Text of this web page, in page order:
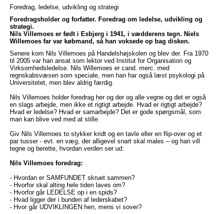
Foredrag, ledelse, udvikling og strategi
Foredragsholder og forfatter. Foredrag om ledelse, udvikling og
strategi.
Nils Villemoes er født i Esbjerg i 1941, i vædderens tegn. Niels
Willemoes far var købmand, så han voksede op bag disken.
Senere kom Nils Villemoes på Handelshøjskolen og blev der. Fra 1970
til 2005 var han ansat som lektor ved Institut for Organisation og
Virksomhedsledelse. Nils Willemoes er cand. merc. med
regnskabsvæsen som speciale, men han har også læst psykologi på
Universitetet, men blev aldrig færdig.
Nils Villemoes holder foredrag her og der og alle vegne og det er også
en slags arbejde, men ikke et rigtigt arbejde. Hvad er rigtigt arbejde?
Hvad er ledelse? Hvad er samarbejde? Det er gode spørgsmål, som
man kan blive ved med at stille.
Giv Nils Villemoes to stykker kridt og en tavle eller en flip-over og et
par tusser - evt. en væg, der alligevel snart skal males – og han vill
tegne og berette, hvordan verden ser ud:
Nils Villemoes foredrag:
- Hvordan er SAMFUNDET skruet sammen?
- Hvorfor skal alting hele tiden laves om?
- Hvorfor går LEDELSE op i en spids?
- Hvad ligger der i bunden af lederskabet?
- Hvor går UDVIKLINGEN hen, mens vi sover?